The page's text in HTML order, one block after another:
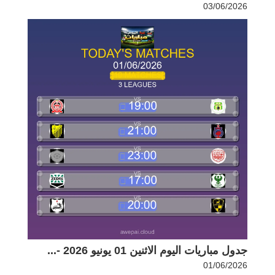
03/06/2026
جدول مباريات اليوم الاثنين 01 يونيو 2026 -...
01/06/2026